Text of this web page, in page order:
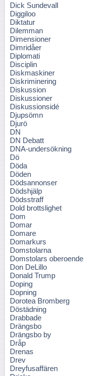
Dick Sundevall
Diggiloo
Diktatur
Dilemman
Dimensioner
Dimridåer
Diplomati
Disciplin
Diskmaskiner
Diskriminering
Diskussion
Diskussioner
Diskussionsidé
Djupsömn
Djurö
DN
DN Debatt
DNA-undersökning
Dö
Döda
Döden
Dödsannonser
Dödshjälp
Dödsstraff
Dold brottslighet
Dom
Domar
Domare
Domarkurs
Domstolarna
Domstolars oberoende
Don DeLillo
Donald Trump
Doping
Dopning
Dorotea Bromberg
Döstädning
Drabbade
Drängsbo
Drängsbo by
Dråp
Drenas
Drev
Dreyfusaffären